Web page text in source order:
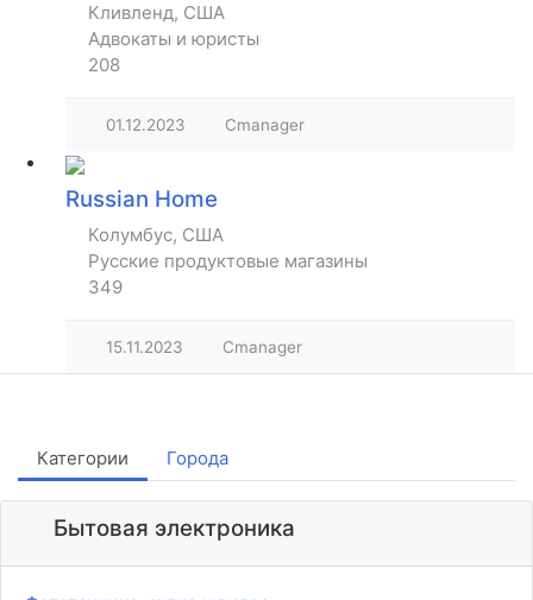
Кливленд, США
Адвокаты и юристы
208
01.12.2023 Cmanager
Russian Home
Колумбус, США
Русские продуктовые магазины
349
15.11.2023 Cmanager
Категории Города
Бытовая электроника